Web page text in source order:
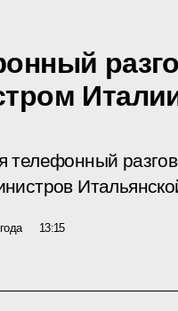
телефонный
13:15